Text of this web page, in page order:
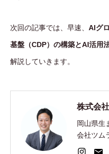
次回の記事では、早速、 AIグ
基盤（CDP）の構築とAI活用法
解説していきます。
株式会
岡山県生
会社ツム
集客・AI